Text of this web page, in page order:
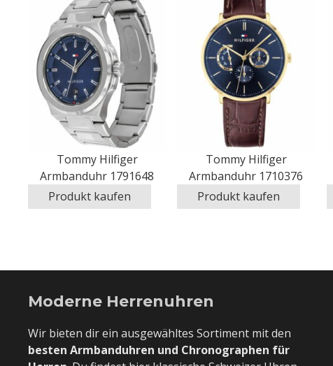
Tommy Hilfiger
Armbanduhr 1791648
Produkt kaufen
Tommy Hilfiger
Armbanduhr 1710376
Produkt kaufen
Moderne Herrenuhren
Wir bieten dir ein ausgewähltes Sortiment mit den
besten Armbanduhren und Chronographen für